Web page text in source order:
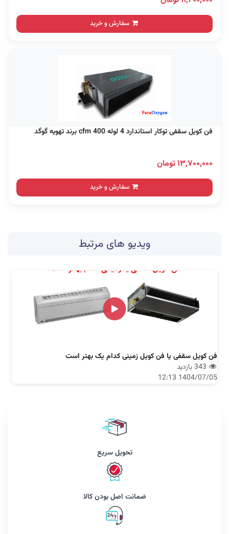
سفارش و خرید
فن کویل سقفی توکار استاندارد 4 لوله 400 cfm برند تهویه گوگد
۱۳,۷۰۰,۰۰۰ تومان
سفارش و خرید
ویدیو های مرتبط
فن کویل سقفی یا فن کویل زمینی کدام یک بهتر است
1404/07/05 12:13
تحویل سریع
ضمانت اصل بودن کالا